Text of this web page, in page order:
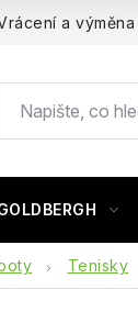
a
Tenisky